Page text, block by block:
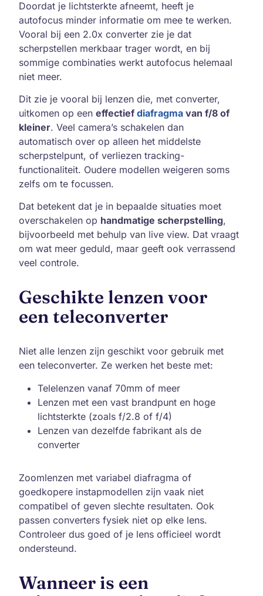
Doordat je lichtsterkte afneemt, heeft je
autofocus minder informatie om mee te werken.
Vooral bij een 2.0x converter zie je dat
scherpstellen merkbaar trager wordt, en bij
sommige combinaties werkt autofocus helemaal
niet meer.
Dit zie je vooral bij lenzen die, met converter,
uitkomen op een effectief diafragma van f/8 of
kleiner. Veel camera’s schakelen dan
automatisch over op alleen het middelste
scherpstelpunt, of verliezen tracking-
functionaliteit. Oudere modellen weigeren soms
zelfs om te focussen.
Dat betekent dat je in bepaalde situaties moet
overschakelen op handmatige scherpstelling,
bijvoorbeeld met behulp van live view. Dat vraagt
om wat meer geduld, maar geeft ook verrassend
veel controle.
Geschikte lenzen voor
een teleconverter
Niet alle lenzen zijn geschikt voor gebruik met
een teleconverter. Ze werken het beste met:
Telelenzen vanaf 70mm of meer
Lenzen met een vast brandpunt en hoge
lichtsterkte (zoals f/2.8 of f/4)
Lenzen van dezelfde fabrikant als de
converter
Zoomlenzen met variabel diafragma of
goedkopere instapmodellen zijn vaak niet
compatibel of geven slechte resultaten. Ook
passen converters fysiek niet op elke lens.
Controleer dus goed of je lens officieel wordt
ondersteund.
Wanneer is een